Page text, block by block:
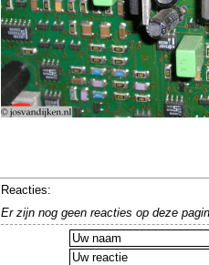
Reacties:
Er zijn nog geen reacties op deze